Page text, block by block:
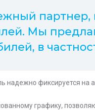
Мы
в
надежно фиксируется на
графику,